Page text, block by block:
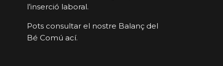
l’inserció laboral.
Pots consultar el nostre Balanç del
Bé Comú ací.